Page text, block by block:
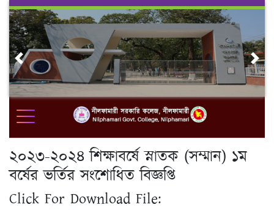
Skip
content
Previous
২০২৩-২০২৪ শিক্ষাবর্ষে স্নাতক (সম্মান) ১ম
বর্ষের ভর্তির সংশোধিত বিজ্ঞপ্তি
Click For Download File: